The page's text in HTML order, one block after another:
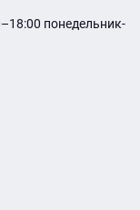
понедельник-